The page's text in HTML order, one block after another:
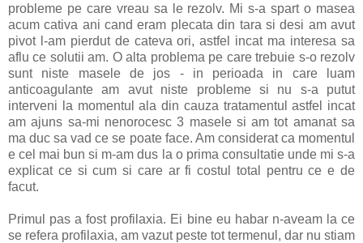
probleme pe care vreau sa le rezolv. Mi s-a spart o masea
acum cativa ani cand eram plecata din tara si desi am avut
pivot l-am pierdut de cateva ori, astfel incat ma interesa sa
aflu ce solutii am. O alta problema pe care trebuie s-o rezolv
sunt niste masele de jos - in perioada in care luam
anticoagulante am avut niste probleme si nu s-a putut
interveni la momentul ala din cauza tratamentul astfel incat
am ajuns sa-mi nenorocesc 3 masele si am tot amanat sa
ma duc sa vad ce se poate face. Am considerat ca momentul
e cel mai bun si m-am dus la o prima consultatie unde mi s-a
explicat ce si cum si care ar fi costul total pentru ce e de
facut.
Primul pas a fost profilaxia. Ei bine eu habar n-aveam la ce
se refera profilaxia, am vazut peste tot termenul, dar nu stiam